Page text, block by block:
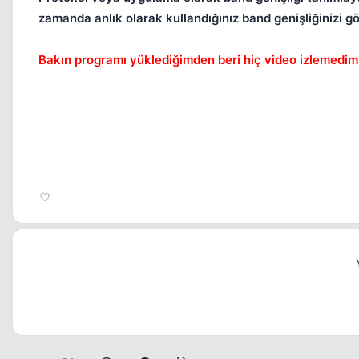
zamanda anlık olarak kullandığınız band genişliğinizi
Bakın programı yüklediğimden beri hiç video